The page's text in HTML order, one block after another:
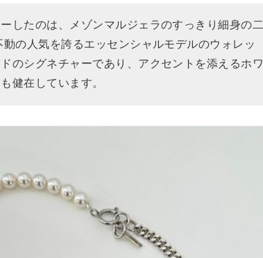
したのは、メゾンマルジェラのすっきり細身の二
動の人気を誇るエッセンシャルモデルのウォレッ
ドのシグネチャーであり、アクセントを添えるホワ
健在しています。